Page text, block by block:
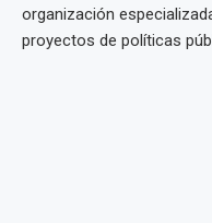
organización
proyectos de políticas